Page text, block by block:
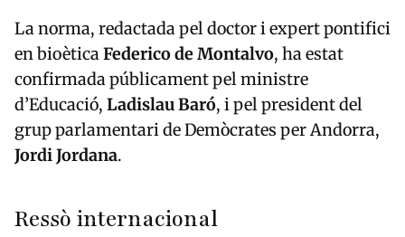
La norma, redactada pel doctor i expert pontifici
en bioèticaFederico de Montalvo, ha estat
confirmada públicament pel ministre
d’Educació, Ladislau Baró, i pel president del
grup parlamentari de Demòcrates per Andorra,
Jordi Jordana.
Ressò internacional